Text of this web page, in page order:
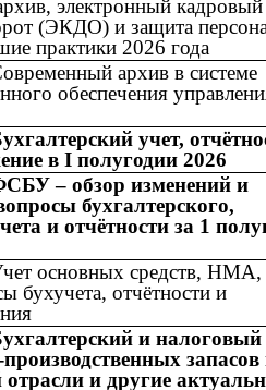
электронный кадровый
(ЭКДО) и защита
практики 2026 года
архив в системе
обеспечения
учет,
в I полугодии 2026
– обзор изменений и
бухгалтерского,
и отчётности за 1
основных средств,
бухучета, отчётности и
и налоговый
запасов
отрасли и другие